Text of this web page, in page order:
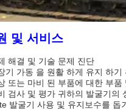
및 서비스
해결 및 기술 문제 진단
기 가동 을 원활 하게 유지 하
또는 마비 된 부품에 대한 부품
검사 및 평가 귀하의 발굴기의
발굴기 사용 및 유지보수를 돕